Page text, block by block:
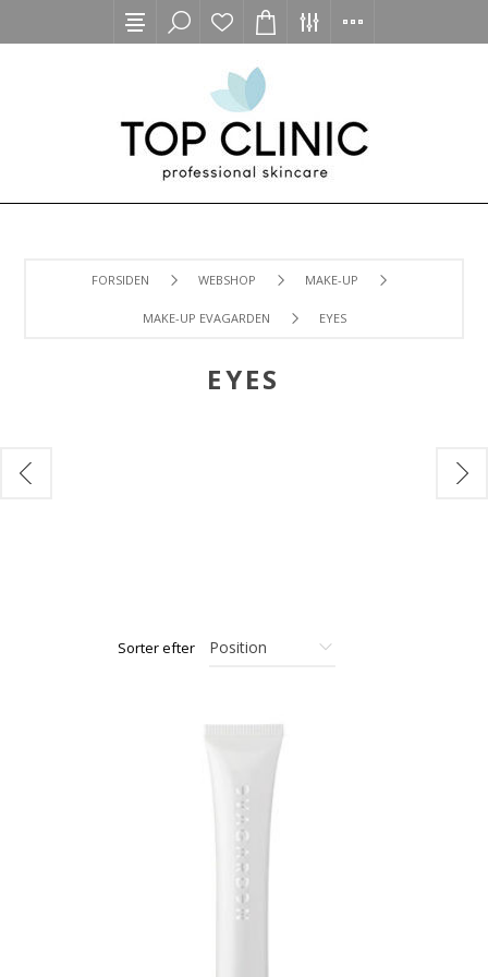
FORSIDEN WEBSHOP MAKE-UP
MAKE-UP EVAGARDEN EYES
EYES
Sorter efter